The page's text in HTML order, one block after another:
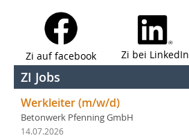
Zi auf facebook Zi bei LinkedIn
ZI Jobs
Werkleiter (m/w/d)
Betonwerk Pfenning GmbH
14.07.2026